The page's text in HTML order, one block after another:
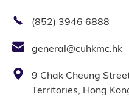
(852) 3946 6888
general@cuhkmc.hk
9 Chak Cheung
Territories, Hong